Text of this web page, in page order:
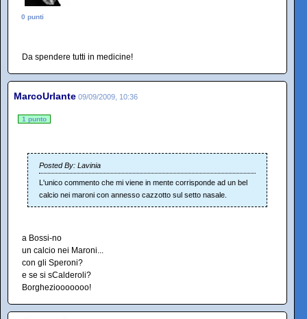
0 punti
Da spendere tutti in medicine!
MarcoUrlante 09/09/2009, 10:36
1 punto
Posted By: Lavinia
L'unico commento che mi viene in mente corrisponde ad un bel
calcio nei maroni con annesso cazzotto sul setto nasale.
a Bossi-no
un calcio nei Maroni...
con gli Speroni?
e se si sCalderoli?
Borgheziooooooo!